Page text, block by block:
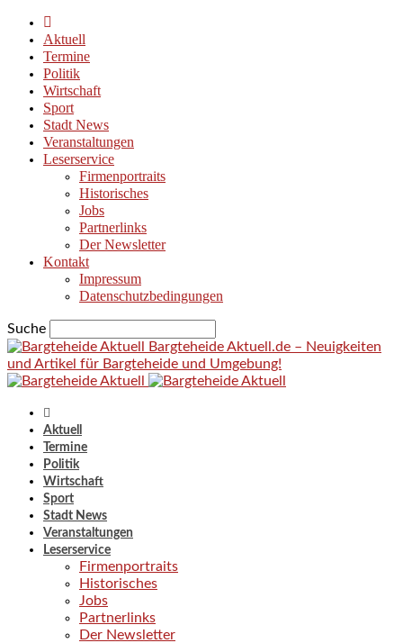
Aktuell
Termine
Politik
Wirtschaft
Sport
Stadt News
Veranstaltungen
Leserservice
Firmenportraits
Historisches
Jobs
Partnerlinks
Der Newsletter
Kontakt
Impressum
Datenschutzbedingungen
Suche
Bargteheide Aktuell.de – Neuigkeiten
und Artikel für Bargteheide und Umgebung!
Aktuell
Termine
Politik
Wirtschaft
Sport
Stadt News
Veranstaltungen
Leserservice
Firmenportraits
Historisches
Jobs
Partnerlinks
Der Newsletter